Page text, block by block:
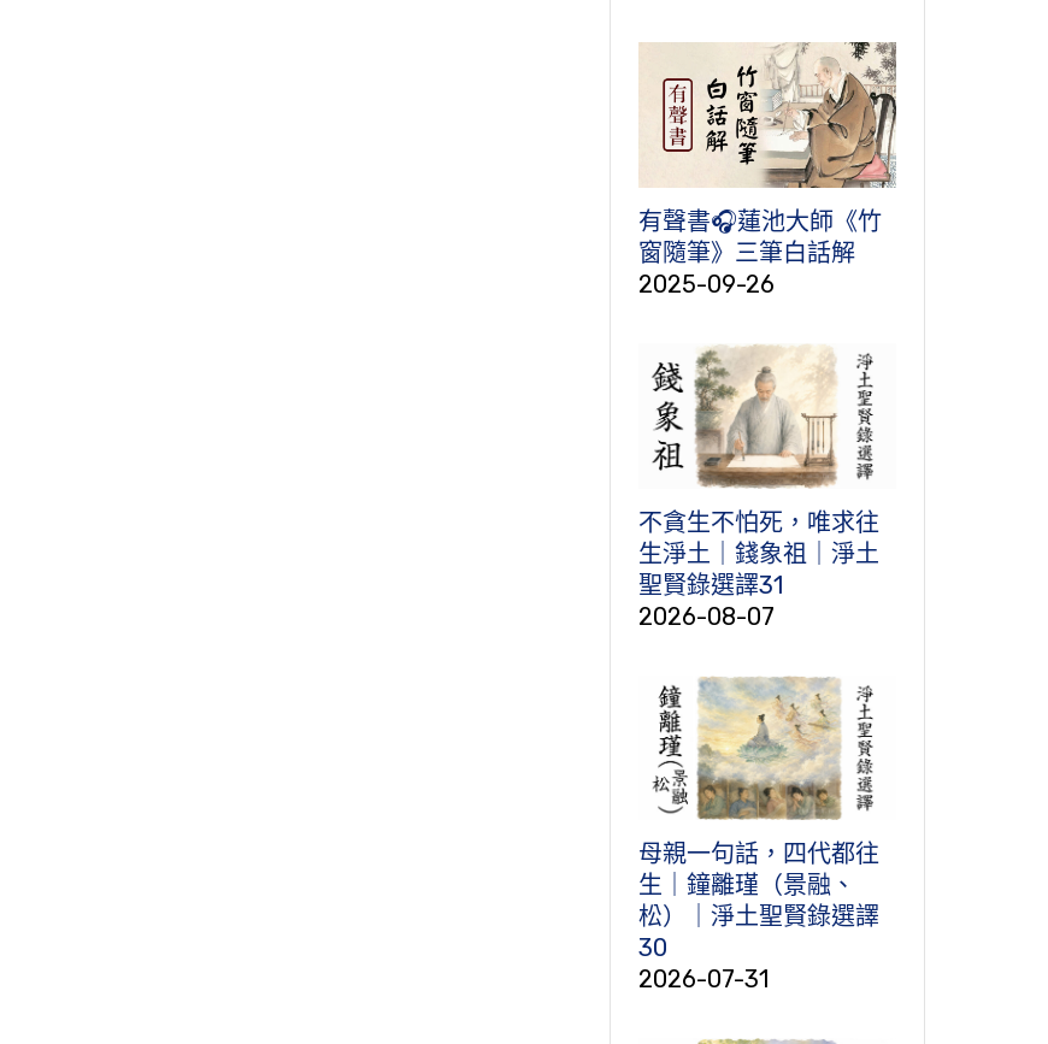
有聲書🎧蓮池大師《竹
窗隨筆》三筆白話解
2025-09-26
不貪生不怕死，唯求往
生淨土｜錢象祖｜淨土
聖賢錄選譯31
2026-08-07
母親一句話，四代都往
生｜鐘離瑾（景融、
松）｜淨土聖賢錄選譯
30
2026-07-31